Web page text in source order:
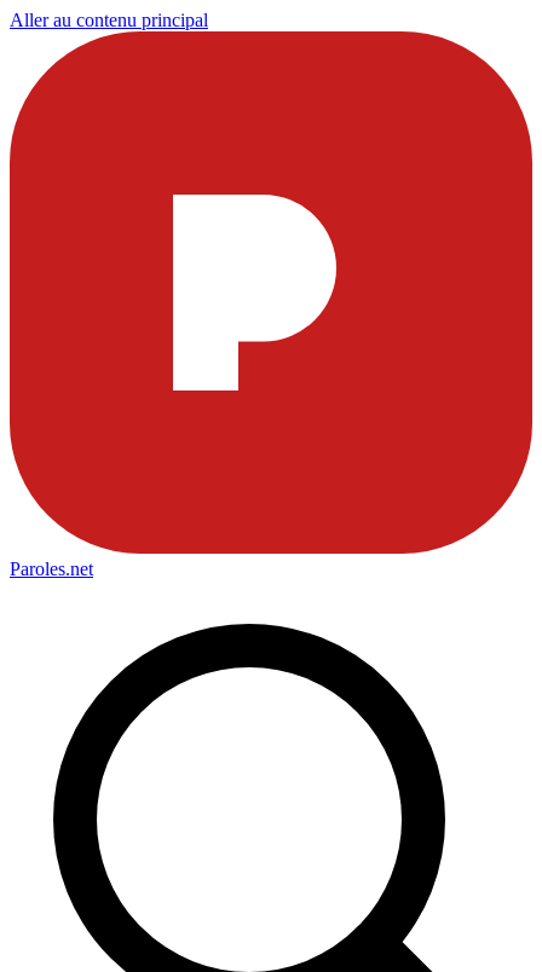
Aller au contenu principal
Paroles.net